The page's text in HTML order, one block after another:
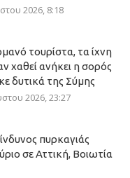
2026, 8:18
τουρίστα, τα ίχνη
χαθεί ανήκει η σορός
δυτικά της Σύμης
2026, 23:27
πυρκαγιάς
σε Αττική, Βοιωτία